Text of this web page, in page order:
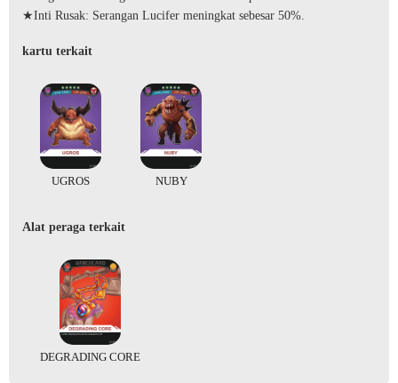
★Inti Rusak: Serangan Lucifer meningkat sebesar 50%.
kartu terkait
UGROS NUBY
Alat peraga terkait
DEGRADING CORE